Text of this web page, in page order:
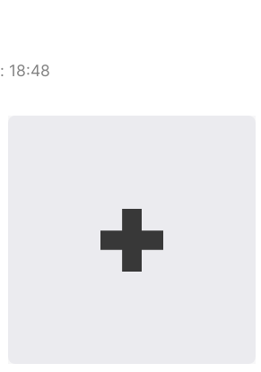
: 18:48